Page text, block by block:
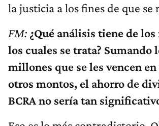
la justicia a los fines de que se
FM: ¿Qué análisis tiene de
los cuales se trata? Sumando
millones que se les vencen
otros montos, el ahorro de
BCRA no sería tan